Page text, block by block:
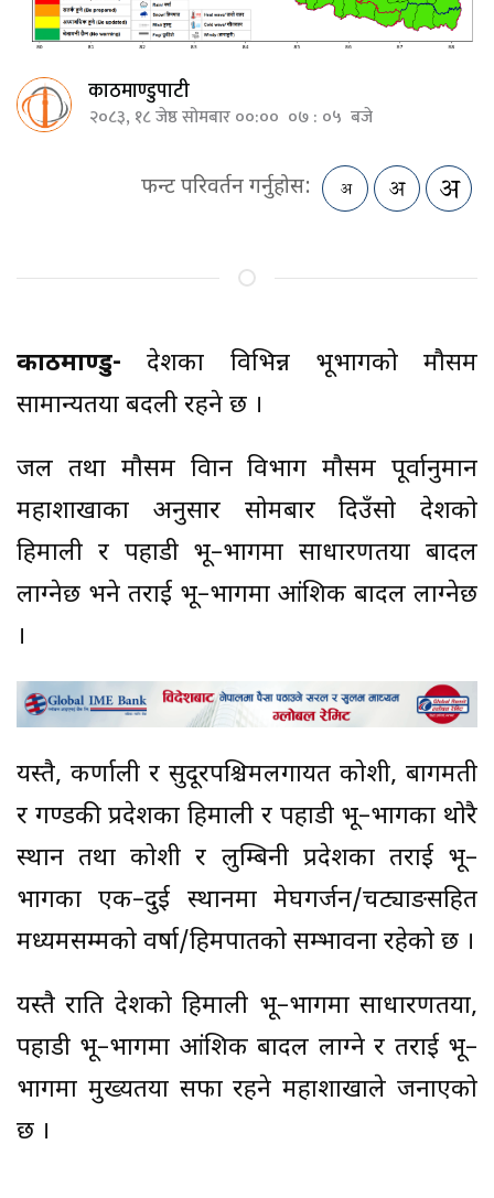
काठमाण्डुपाटी
२०८३, १८ जेष्ठ सोमबार ००:०० ०७ : ०५ बजे
फन्ट परिवर्तन गर्नुहोस:
काठमाण्डु-देशका विभिन्न भूभागको मौसम
सामान्यतया बदली रहने छ ।
जल तथा मौसम विज्ञान विभाग मौसम पूर्वानुमान
महाशाखाका अनुसार सोमबार दिउँसो देशको
हिमाली र पहाडी भू–भागमा साधारणतया बादल
लाग्नेछ भने तराई भू–भागमा आंशिक बादल लाग्नेछ
।
यस्तै, कर्णाली र सुदूरपश्चिमलगायत कोशी, बागमती
र गण्डकी प्रदेशका हिमाली र पहाडी भू–भागका थोरै
स्थान तथा कोशी र लुम्बिनी प्रदेशका तराई भू–
भागका एक–दुई स्थानमा मेघगर्जन/चट्याङसहित
मध्यमसम्मको वर्षा/हिमपातको सम्भावना रहेको छ ।
यस्तै राति देशको हिमाली भू–भागमा साधारणतया,
पहाडी भू–भागमा आंशिक बादल लाग्ने र तराई भू–
भागमा मुख्यतया सफा रहने महाशाखाले जनाएको
छ ।